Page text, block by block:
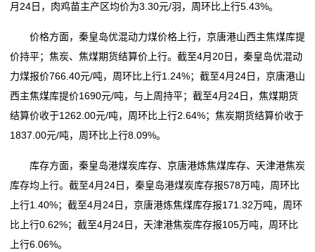
月24日，肉鸡苗主产区均价为3.30元/羽，周环比上行5.43%。
价格方面，秦皇岛优混动力煤价格上行，京唐港山西主焦煤库提
价持平；焦炭、焦煤期货结算价上行。截至4月20日，秦皇岛优混动
力煤报价766.40元/吨，周环比上行1.24%；截至4月24日，京唐港山
西主焦煤库提价1690元/吨，与上周持平；截至4月24日，焦煤期货
结算价收于1262.00元/吨，周环比上行2.64%；焦炭期货结算价收于
1837.00元/吨，周环比上行8.09%。
库存方面，秦皇岛港煤炭库存、京唐港炼焦煤库存、天津港焦炭
库存均上行。截至4月24日，秦皇岛港煤炭库存报578万吨，周环比
上行1.40%；截至4月24日，京唐港炼焦煤库存报171.32万吨，周环
比上行0.62%；截至4月24日，天津港焦炭库存报105万吨，周环比
上行6.06%。